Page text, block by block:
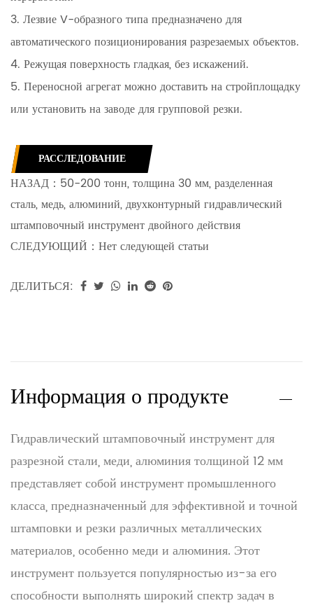
3. Лезвие V-образного типа предназначено для
автоматического позиционирования разрезаемых объектов.
4. Режущая поверхность гладкая, без искажений.
5. Переносной агрегат можно доставить на стройплощадку
или установить на заводе для групповой резки.
РАССЛЕДОВАНИЕ
НАЗАД： 50-200 тонн, толщина 30 мм, разделенная
сталь, медь, алюминий, двухконтурный гидравлический
штамповочный инструмент двойного действия
СЛЕДУЮЩИЙ： Нет следующей статьи
ДЕЛИТЬСЯ:
Информация о продукте
Гидравлический штамповочный инструмент для
разрезной стали, меди, алюминия толщиной 12 мм
представляет собой инструмент промышленного
класса, предназначенный для эффективной и точной
штамповки и резки различных металлических
материалов, особенно меди и алюминия. Этот
инструмент пользуется популярностью из-за его
способности выполнять широкий спектр задач в